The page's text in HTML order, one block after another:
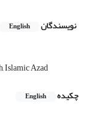
نویسندگان English
Islamic Azad
چکیده
English